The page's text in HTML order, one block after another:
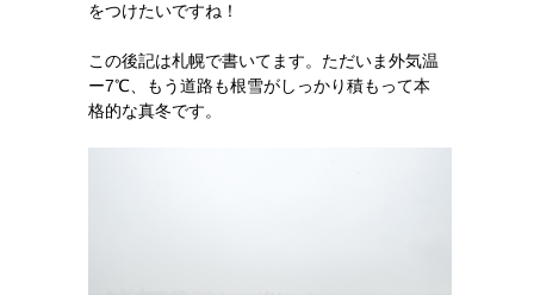
をつけたいですね！
この後記は札幌で書いてます。ただいま外気温
ー7℃、もう道路も根雪がしっかり積もって本
格的な真冬です。